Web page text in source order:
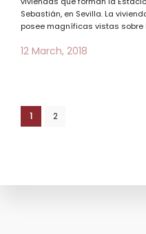
Sebastián, en Sevilla. La
posee magníficas vistas sobre
12 March, 2018
1 2